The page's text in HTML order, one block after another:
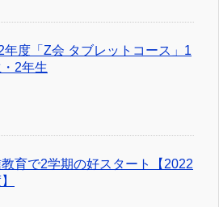
年度「Z会 タブレットコース」1
2年生
育で2学期の好スタート【2022